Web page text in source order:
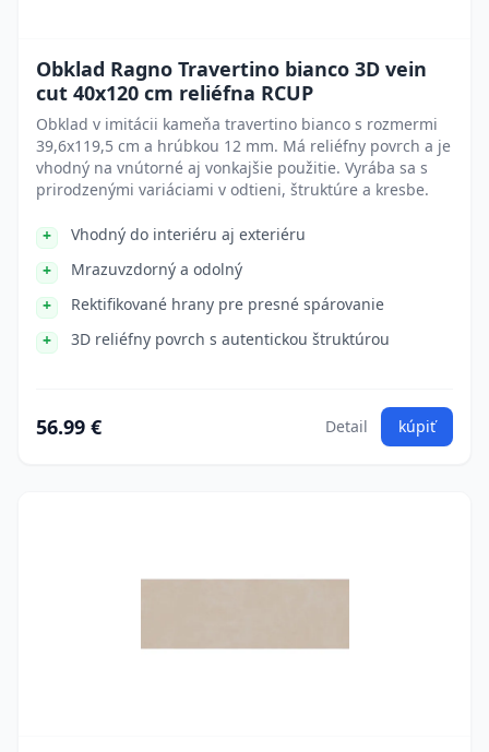
Obklad Ragno Travertino bianco 3D vein
cut 40x120 cm reliéfna RCUP
Obklad v imitácii kameňa travertino bianco s rozmermi
39,6x119,5 cm a hrúbkou 12 mm. Má reliéfny povrch a je
vhodný na vnútorné aj vonkajšie použitie. Vyrába sa s
prirodzenými variáciami v odtieni, štruktúre a kresbe.
Vhodný do interiéru aj exteriéru
Mrazuvzdorný a odolný
Rektifikované hrany pre presné spárovanie
3D reliéfny povrch s autentickou štruktúrou
56.99 € Detail kúpiť